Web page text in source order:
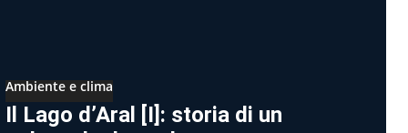
Ambiente e clima
Il Lago d’Aral [I]: storia di un